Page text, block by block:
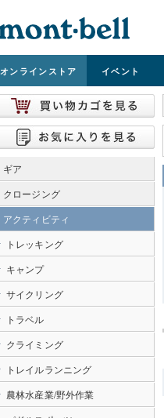
オンラインストア イベント
ギア
クロージング
アクティビティ
トレッキング
キャンプ
サイクリング
トラベル
クライミング
トレイルランニング
農林水産業/野外作業